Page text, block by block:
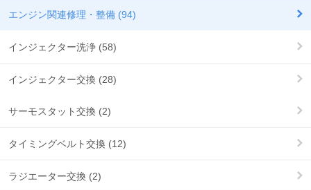
エンジン関連修理・整備 (94)
インジェクター洗浄 (58)
インジェクター交換 (28)
サーモスタット交換 (2)
タイミングベルト交換 (12)
ラジエーター交換 (2)